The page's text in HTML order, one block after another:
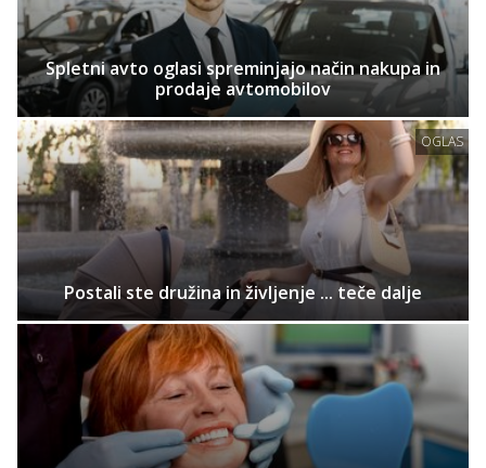
Spletni avto oglasi spreminjajo način nakupa in
prodaje avtomobilov
OGLAS
Postali ste družina in življenje ... teče dalje